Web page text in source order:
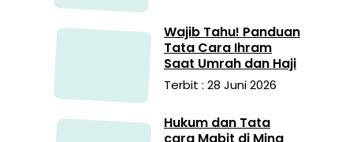
Wajib Tahu! Panduan
Tata Cara Ihram
Saat Umrah dan Haji
Terbit : 28 Juni 2026
Hukum dan Tata